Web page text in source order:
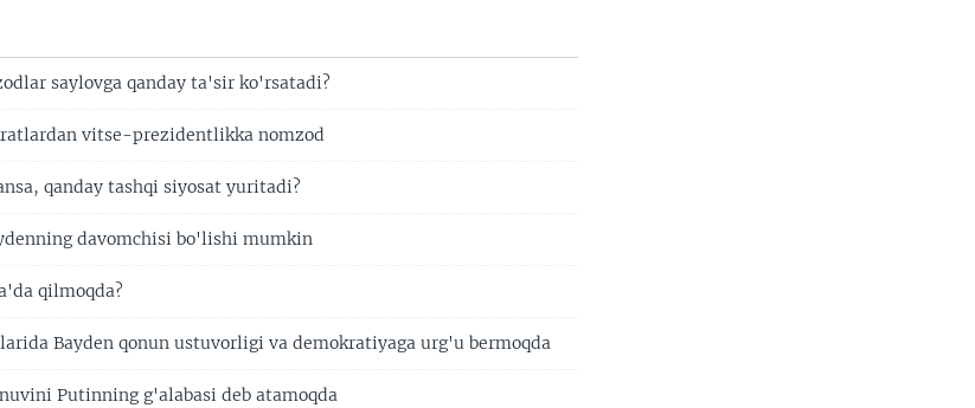
saylovga qanday ta'sir ko'rsatadi?
vitse-prezidentlikka nomzod
qanday tashqi siyosat yuritadi?
davomchisi bo'lishi mumkin
qilmoqda?
Bayden qonun ustuvorligi va demokratiyaga urg'u bermoqda
Putinning g'alabasi deb atamoqda